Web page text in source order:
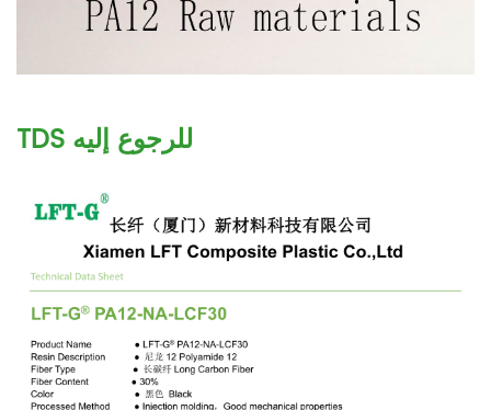
TDS للرجوع إليه